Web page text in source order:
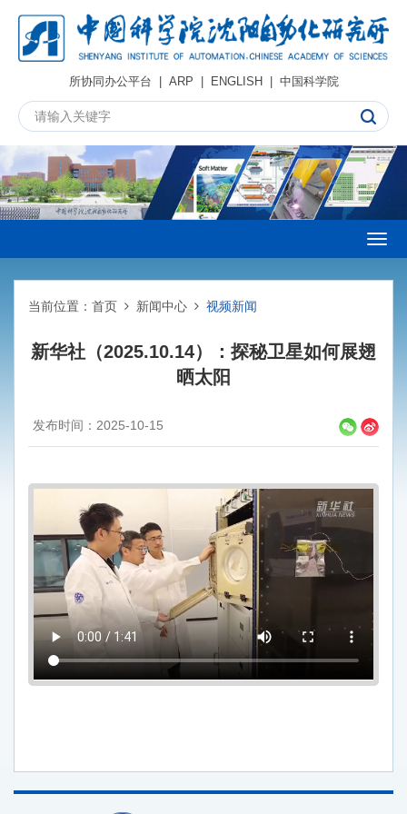
所协同办公平台 | ARP | ENGLISH| 中国科学院
当前位置： 首页 新闻中心 视频新闻
新华社（2025.10.14）：探秘卫星如何展翅
晒太阳
发布时间：2025-10-15